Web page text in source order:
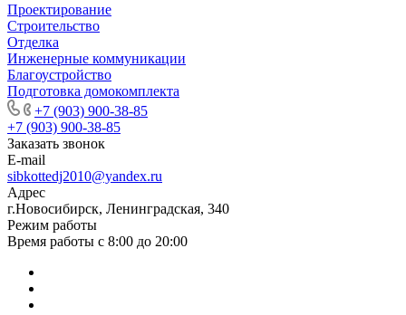
Проектирование
Строительство
Отделка
Инженерные коммуникации
Благоустройство
Подготовка домокомплекта
+7 (903) 900-38-85
+7 (903) 900-38-85
Заказать звонок
E-mail
sibkottedj2010@yandex.ru
Адрес
г.Новосибирск, Ленинградская, 340
Режим работы
Время работы с 8:00 до 20:00